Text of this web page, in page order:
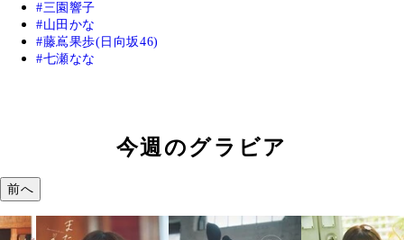
三園響子
山田かな
藤嶌果歩(日向坂46)
七瀬なな
今週のグラビア
前へ